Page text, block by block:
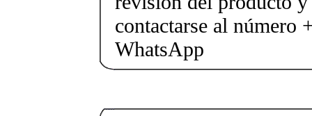
contactarse al número
WhatsApp